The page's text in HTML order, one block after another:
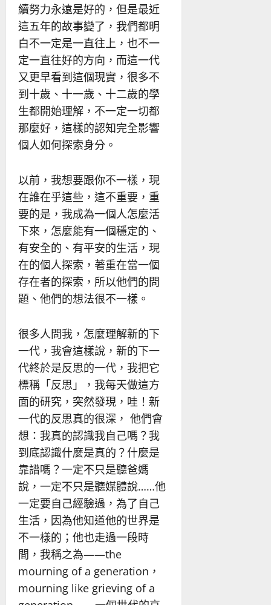
續努力永遠是好的，但是最近
這五年的故事變了，我們都明
白不一定是一直往上，也不一
定一直往好的方向，而這一代
又更早看到這個現實，很多不
到十歲、十一歲、十二歲的學
生都開始理解，不一定一切都
那麼好，這樣的認知完全影響
個人如何探索身分。
以前，我想要跟你不一樣，現
在誰在乎這些，這不重要，重
要的是，我成為一個人怎麼活
下來，怎麼能有一個穩定的、
有安全的、有平安的生活，現
在的個人探索，著重在當一個
存在者的探索，所以他們的問
題、他們的想法很不一樣。
很多人問我，怎麼理解新的下
一代，我會這樣說，新的下一
代終於是反思的一代，我把它
標稱「反思」，我每天做這方
面的研究，突然發現，哇！新
一代的反思真的很深， 他們會
想：我真的認識我自己嗎？我
到底認識什麼是真的？什麼是
靠譜嗎？一定不只是聽爸媽
說，一定不只是聽媒體說……他
一定要自己經驗過，為了自己
生活，因為他知道他的世界是
不一樣的；他也走過一段時
間，我稱之為——the
mourning of a generation，
mourning like grieving of a